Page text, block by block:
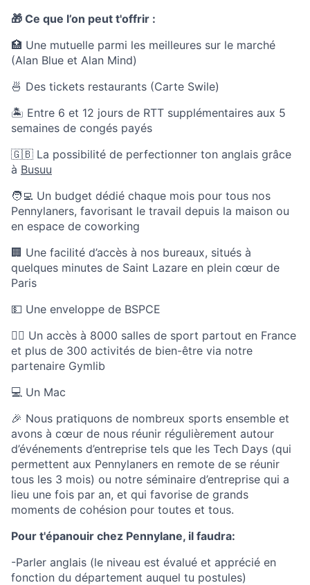
🎁 Ce que l’on peut t'offrir :
🏥 Une mutuelle parmi les meilleures sur le marché
(Alan Blue et Alan Mind)
🍜 Des tickets restaurants (Carte Swile)
🏝 Entre 6 et 12 jours de RTT supplémentaires aux 5
semaines de congés payés
🇬🇧 La possibilité de perfectionner ton anglais grâce
à Busuu
🧑‍💻 Un budget dédié chaque mois pour tous nos
Pennylaners, favorisant le travail depuis la maison ou
en espace de coworking
🏢 Une facilité d’accès à nos bureaux, situés à
quelques minutes de Saint Lazare en plein cœur de
Paris
💵 Une enveloppe de BSPCE
🏃‍♀️ Un accès à 8000 salles de sport partout en France
et plus de 300 activités de bien-être via notre
partenaire Gymlib
💻 Un Mac
🎉 Nous pratiquons de nombreux sports ensemble et
avons à cœur de nous réunir régulièrement autour
d’événements d’entreprise tels que les Tech Days (qui
permettent aux Pennylaners en remote de se réunir
tous les 3 mois) ou notre séminaire d’entreprise qui a
lieu une fois par an, et qui favorise de grands
moments de cohésion pour toutes et tous.
Pour t'épanouir chez Pennylane, il faudra:
-Parler anglais (le niveau est évalué et apprécié en
fonction du département auquel tu postules)